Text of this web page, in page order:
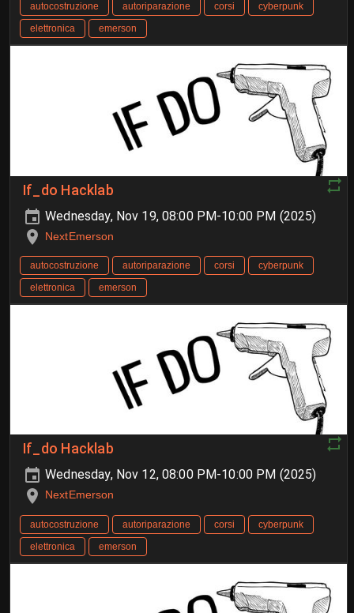
autocostruzione autoriparazione corsi
cyberpunk
elettronica
emerson
If_do Hacklab
Wednesday, Nov 19, 08:00 PM-10:00 PM (2025)
NextEmerson
autocostruzione autoriparazione corsi
cyberpunk
elettronica
emerson
If_do Hacklab
Wednesday, Nov 12, 08:00 PM-10:00 PM (2025)
NextEmerson
autocostruzione autoriparazione corsi
cyberpunk
elettronica
emerson